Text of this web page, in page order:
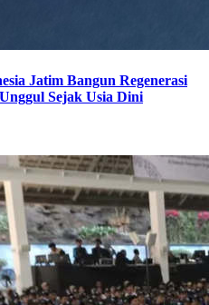
Jatim Bangun Regenerasi
Sejak Usia Dini